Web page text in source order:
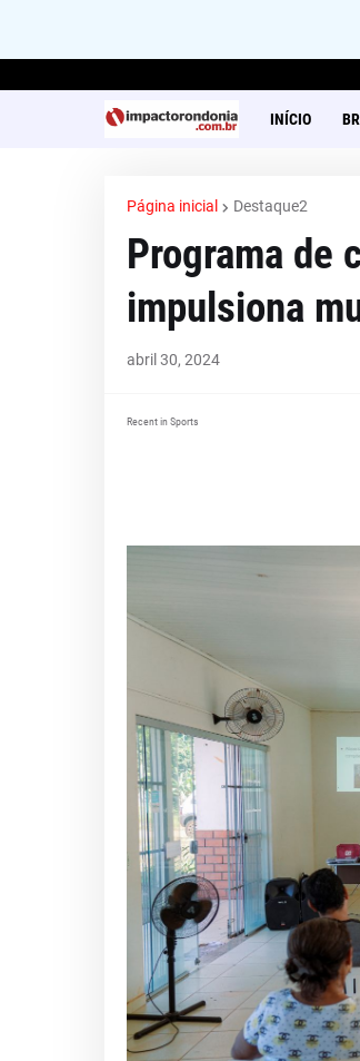
INÍCIO
Página inicial Destaque2
Programa de
impulsiona
abril 30, 2024
Recent in Sports